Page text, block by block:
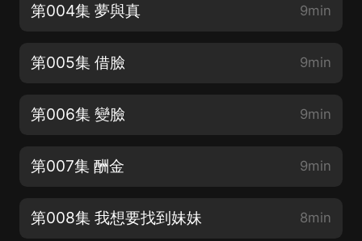
第004集 夢與真 9min
第005集 借臉 9min
第006集 變臉 9min
第007集 酬金 9min
第008集 我想要找到妹妹 8min